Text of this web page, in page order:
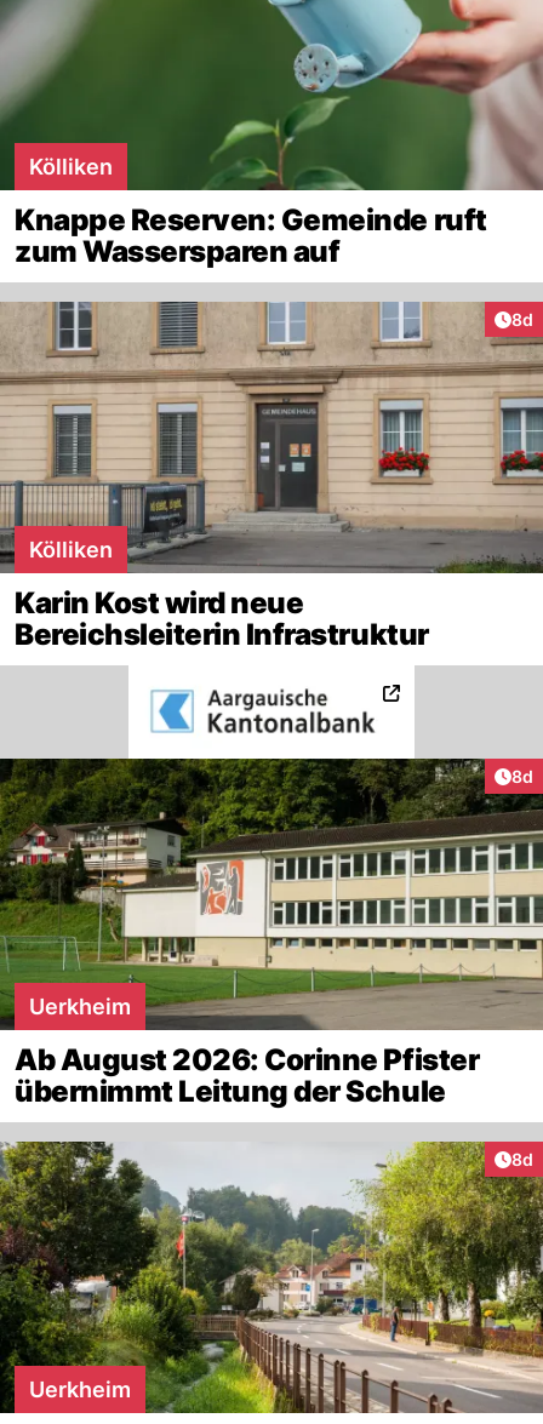
Kölliken
Knappe Reserven: Gemeinde ruft
zum Wassersparen auf
8d
Kölliken
Karin Kost wird neue
Bereichsleiterin Infrastruktur
8d
Uerkheim
Ab August 2026: Corinne Pfister
übernimmt Leitung der Schule
8d
Uerkheim